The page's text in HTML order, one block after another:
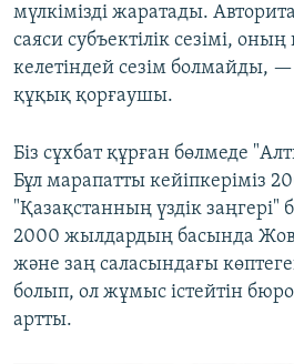
мүлкімізді жаратады.
саяси субъектілік сезімі,
келетіндей сезім болмайды, —
құқық қорғаушы.
Біз сұхбат құрған бөлмеде
Бұл марапатты кейіпкеріміз
"Қазақстанның үздік заңгері"
2000 жылдардың басында
және заң саласындағы
болып, ол жұмыс істейтін
артты.